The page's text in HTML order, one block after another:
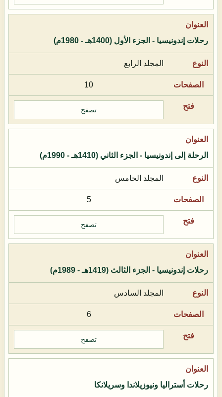
رحلات إندونيسيا - الجزء الأول (1400هـ - 1980م)
المجلد الرابع
10
تصفح
الرحلة إلى إندونيسيا - الجزء الثاني (1410هـ - 1990م)
المجلد الخامس
5
تصفح
رحلات إندونيسيا - الجزء الثالث (1419هـ - 1989م)
المجلد السادس
6
تصفح
رحلات أستراليا ونيوزيلاندا وسريلانكا